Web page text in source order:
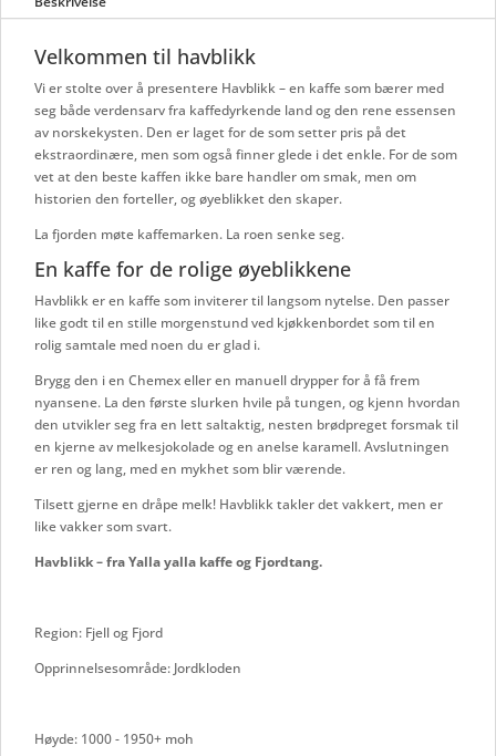
Velkommen til havblikk
Vi er stolte over å presentere Havblikk – en kaffe som bærer med
seg både verdensarv fra kaffedyrkende land og den rene essensen
av norskekysten. Den er laget for de som setter pris på det
ekstraordinære, men som også finner glede i det enkle. For de som
vet at den beste kaffen ikke bare handler om smak, men om
historien den forteller, og øyeblikket den skaper.
La fjorden møte kaffemarken. La roen senke seg.
En kaffe for de rolige øyeblikkene
Havblikk er en kaffe som inviterer til langsom nytelse. Den passer
like godt til en stille morgenstund ved kjøkkenbordet som til en
rolig samtale med noen du er glad i.
Brygg den i en Chemex eller en manuell drypper for å få frem
nyansene. La den første slurken hvile på tungen, og kjenn hvordan
den utvikler seg fra en lett saltaktig, nesten brødpreget forsmak til
en kjerne av melkesjokolade og en anelse karamell. Avslutningen
er ren og lang, med en mykhet som blir værende.
Tilsett gjerne en dråpe melk! Havblikk takler det vakkert, men er
like vakker som svart.
Havblikk – fra Yalla yalla kaffe og Fjordtang.
Region: Fjell og Fjord
Opprinnelsesområde: Jordkloden
Høyde: 1000 - 1950+ moh